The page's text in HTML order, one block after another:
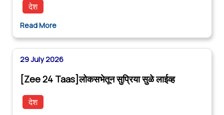
देश
Read More
29 July 2026
[Zee 24 Taas]लोकसभेतून सुप्रिया सुळे लाईव्ह
देश